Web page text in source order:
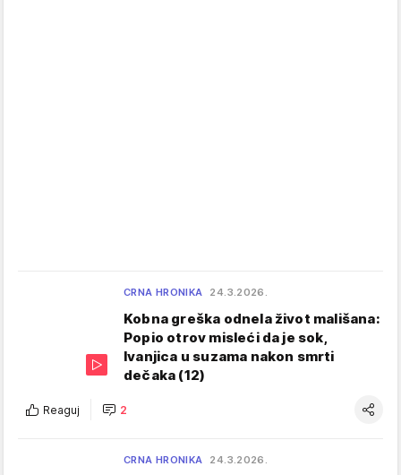
CRNA HRONIKA 24.3.2026.
Kobna greška odnela život mališana:
Popio otrov misleći da je sok,
Ivanjica u suzama nakon smrti
dečaka (12)
Reaguj 2
CRNA HRONIKA 24.3.2026.